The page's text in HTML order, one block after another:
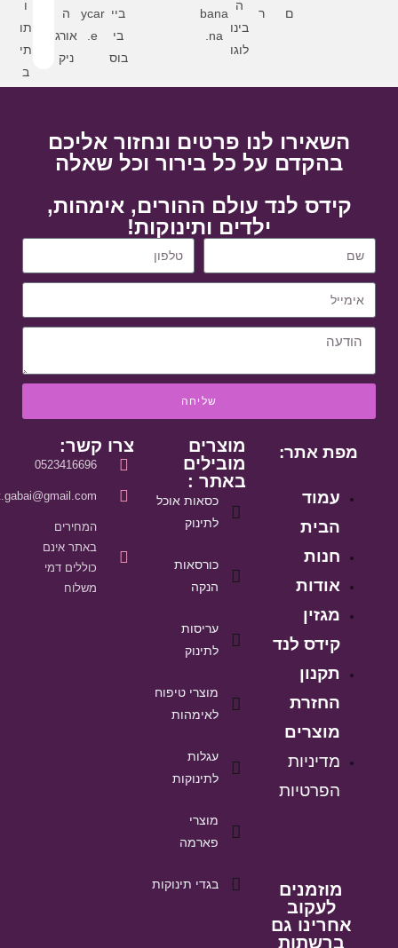
השאירו לנו פרטים ונחזור אליכם
בהקדם על כל בירור וכל שאלה
קידס לנד עולם ההורים, אימהות,
ילדים ותינוקות!
שליחה
מפת אתר:
עמוד
הבית
חנות
אודות
מגזין
קידס לנד
תקנון
החזרת
מוצרים
מדיניות
הפרטיות
מוזמנים
לעקוב
אחרינו גם
ברשתות
מוצרים
מובילים
באתר :
כסאות אוכל
לתינוק
כורסאות
הנקה
עריסות
לתינוק
מוצרי טיפוח
לאימהות
עגלות
לתינוקות
מוצרי
פארמה
בגדי תינוקות
צרו קשר:
0523416696
המחירים
באתר אינם
כוללים דמי
משלוח